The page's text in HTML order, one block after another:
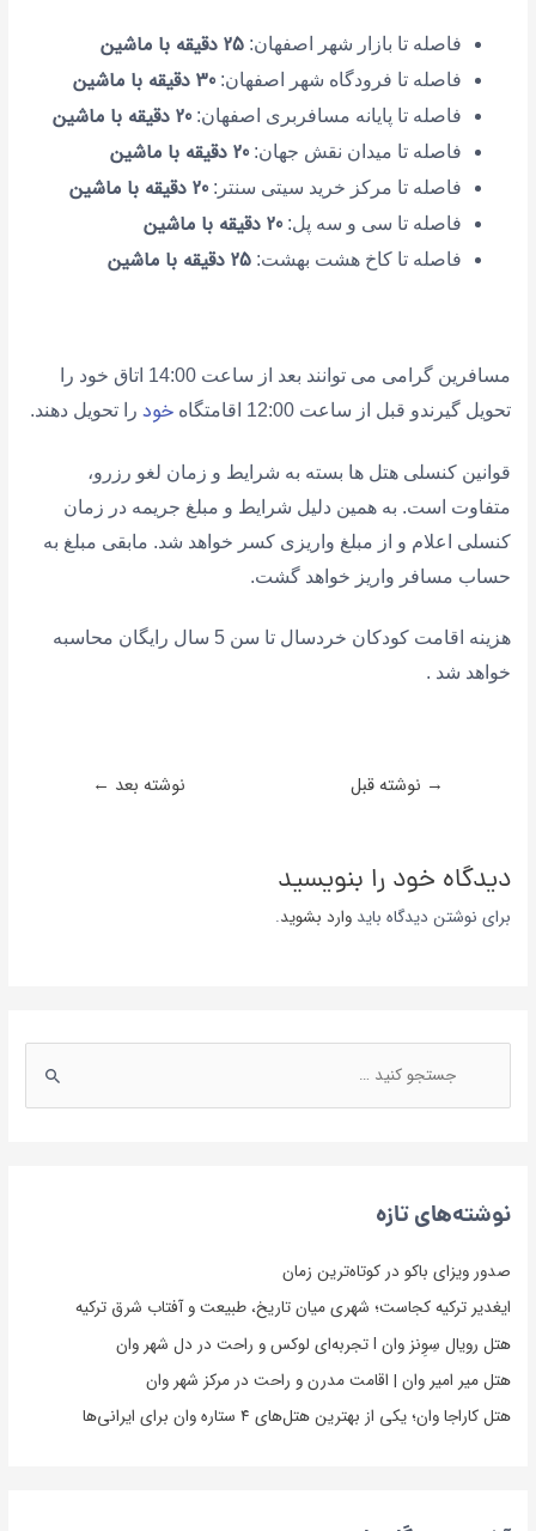
فاصله تا بازار شهر اصفهان:25 دقیقه با ماشین
فاصله تا فرودگاه شهر اصفهان:30 دقیقه با ماشین
فاصله تا پایانه مسافربری اصفهان:20 دقیقه با ماشین
فاصله تا میدان نقش جهان:20 دقیقه با ماشین
فاصله تا مرکز خرید سیتی سنتر:20 دقیقه با ماشین
فاصله تا سی و سه پل:20 دقیقه با ماشین
فاصله تا کاخ هشت بهشت:25 دقیقه با ماشین
مسافرین گرامی می توانند بعد از ساعت 14:00 اتاق خود را
تحویل گیرندو قبل از ساعت 12:00 اقامتگاه
خود را تحویل دهند.
قوانین کنسلی هتل ها بسته به شرایط و زمان لغو رزرو،
متفاوت است. به همین دلیل شرایط و مبلغ جریمه در زمان
کنسلی اعلام و از مبلغ واریزی کسر خواهد شد. مابقی مبلغ به
حساب مسافر واریز خواهد گشت.
هزینه اقامت کودکان خردسال تا سن 5 سال رایگان محاسبه
خواهد شد .
→ نوشته قبل نوشته بعد ←
دیدگاه‌ خود را بنویسید
برای نوشتن دیدگاه بایدوارد بشوید.
نوشته‌های تازه
صدور ویزای باکو در کوتاه‌ترین زمان
ایغدیر ترکیه کجاست؛ شهری میان تاریخ، طبیعت و آفتاب شرق ترکیه
هتل رویال سِوِنز وان l تجربه‌ای لوکس و راحت در دل شهر وان
هتل میر امیر وان | اقامت مدرن و راحت در مرکز شهر وان
هتل کاراجا وان؛ یکی از بهترین هتل‌های ۴ ستاره وان برای ایرانی‌ها